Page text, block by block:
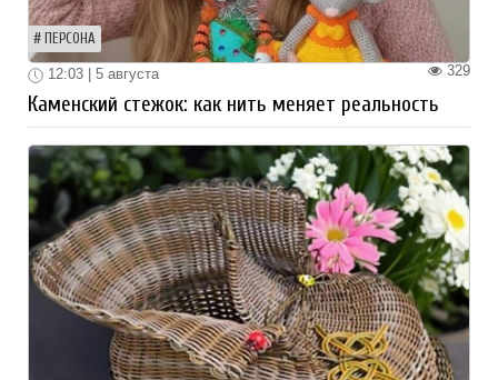
ПЕРСОНА
329
12:03 | 5 августа
Каменский стежок: как нить меняет реальность